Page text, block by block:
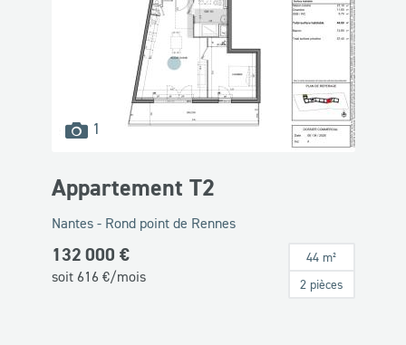
1 images
Appartement T2
Nantes - Rond point de Rennes
132 000 €
soit 616 €/mois
44 m²
2 pièces